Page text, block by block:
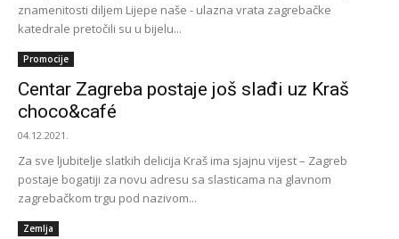
znamenitosti diljem Lijepe naše - ulazna vrata zagrebačke
katedrale pretočili su u bijelu...
Promocije
Centar Zagreba postaje još slađi uz Kraš
choco&café
04.12.2021.
Za sve ljubitelje slatkih delicija Kraš ima sjajnu vijest – Zagreb
postaje bogatiji za novu adresu sa slasticama na glavnom
zagrebačkom trgu pod nazivom...
Zemlja